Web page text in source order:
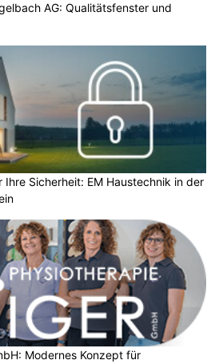
AG: Qualitätsfenster und
Ihre Sicherheit: EM Haustechnik in der
Modernes Konzept für